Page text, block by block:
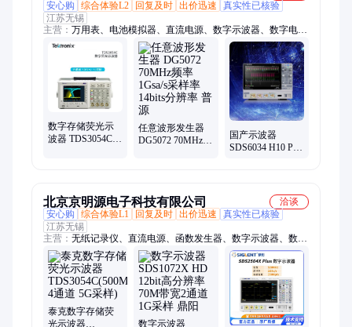
安心购
综合体验L2 回复及时 出价迅速
真实性已核验
江苏无锡
主营： 万用表、电池模拟器、直流电源、数字示波器、数字电桥
LCR、电子负载、频谱分析仪、信号发生器、网络分析仪、无纸
记录仪、数据采集系统、功率计、探头
数字存储荧光示
波器 TDS3054C
任意波形发生器
DG5072 70MHz频
国产示波器
SDS6034 H10 Pro
北京京明源电子科技有限公司
洽谈
安心购
综合体验L1 回复及时 出价迅速
真实性已核验
江苏无锡
主营： 无纸记录仪、直流电源、函数发生器、数字示波器、数字
万用表、电子负载、信号发生器、功率计、源表、电池模拟器、
LCR电桥测试仪、阻抗分析仪、网络分析仪、频谱分析仪、探
头、热像仪
泰克数字存储荧
光示波器
数字示波器